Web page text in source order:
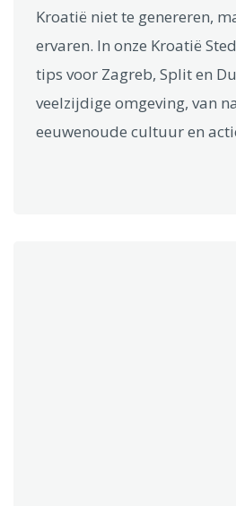
Kroatië niet te genereren,
ervaren. In onze Kroatië
tips voor Zagreb, Split en
veelzijdige omgeving, van
eeuwenoude cultuur en